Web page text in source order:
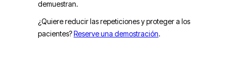
demuestran.
¿Quiere reducir las repeticiones y proteger a los
pacientes?Reserve una demostración.